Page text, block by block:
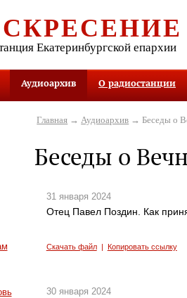
Екатеринбургской епархии
Аудиоархив О радиостанции
Главная → Аудиоархив → Беседы о
Беседы о
31 января 2024
Отец Павел Поздин. Как
Скачать файл| Копировать ссылку
30 января 2024